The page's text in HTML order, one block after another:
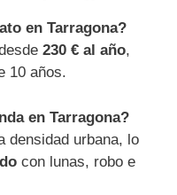
en Tarragona?
230 € al año,
10 años.
en Tarragona?
densidad urbana, lo
con lunas, robo e